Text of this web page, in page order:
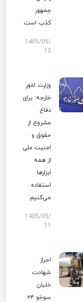
جمهور
کذب است
1405/05/
13
وزارت امور
خارجه: برای
دفاع
مشروع از
حقوق و
امنیت ملی
از همه
ابزارها
استفاده
می‌کنیم
1405/05/
احراز
شهادت
خلبان
سوخو ۲۴